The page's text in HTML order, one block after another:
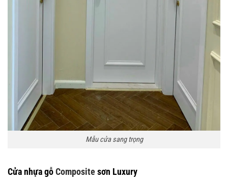
Mẫu cửa sang trọng
Cửa nhựa gỗ Composite sơn Luxury